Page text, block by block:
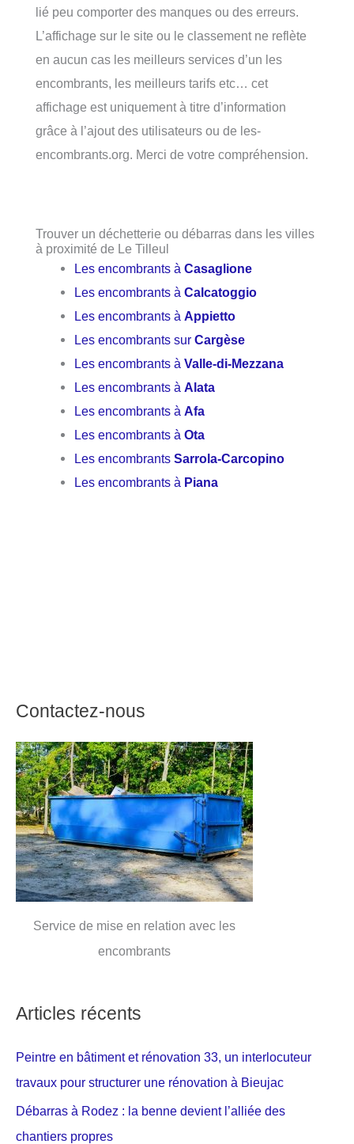
lié peu comporter des manques ou des erreurs.
L’affichage sur le site ou le classement ne reflète
en aucun cas les meilleurs services d’un les
encombrants, les meilleurs tarifs etc… cet
affichage est uniquement à titre d’information
grâce à l’ajout des utilisateurs ou de les-
encombrants.org. Merci de votre compréhension.
Trouver un déchetterie ou débarras dans les villes
à proximité de Le Tilleul
Les encombrants àCasaglione
Les encombrants àCalcatoggio
Les encombrants àAppietto
Les encombrants surCargèse
Les encombrants àValle-di-Mezzana
Les encombrants àAlata
Les encombrants àAfa
Les encombrants àOta
Les encombrantsSarrola-Carcopino
Les encombrants à Piana
Contactez-nous
Service de mise en relation avec les
encombrants
Articles récents
Peintre en bâtiment et rénovation 33, un interlocuteur
travaux pour structurer une rénovation à Bieujac
Débarras à Rodez : la benne devient l’alliée des
chantiers propres